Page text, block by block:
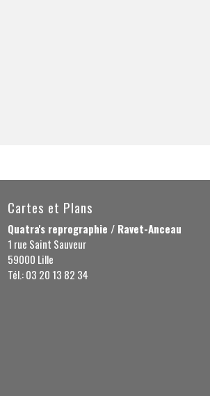
Cartes et Plans
Quatra's reprographie / Ravet-Anceau
1 rue Saint Sauveur
59000 Lille
Tél.: 03 20 13 82 34